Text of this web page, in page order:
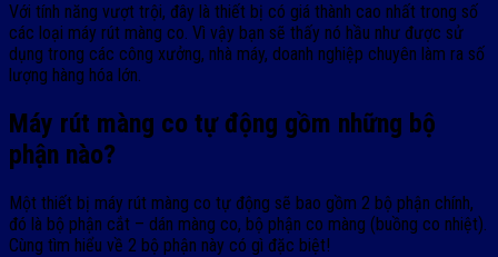
Với tính năng vượt trội, đây là thiết bị có giá thành cao nhất trong số
các loại máy rút màng co. Vì vậy bạn sẽ thấy nó hầu như được sử
dụng trong các công xưởng, nhà máy, doanh nghiệp chuyên làm ra số
lượng hàng hóa lớn.
Máy rút màng co tự động gồm những bộ
phận nào?
Một thiết bị máy rút màng co tự động sẽ bao gồm 2 bộ phận chính,
đó là bộ phận cắt – dán màng co, bộ phận co màng (buồng co nhiệt).
Cùng tìm hiểu về 2 bộ phận này có gì đặc biệt!